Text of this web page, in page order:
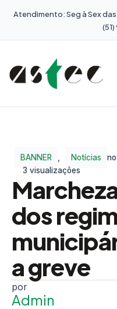
Atendimento: Seg à Sex das
BANNER Notícias
3 visualizações
dos
a greve
Admin